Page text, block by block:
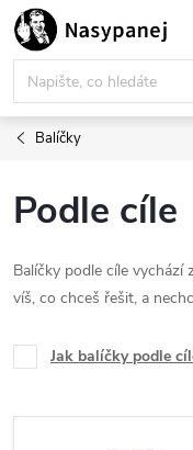
Přejít
na
obsah
Balíčky
Podle cíle
Balíčky podle cíle
víš, co chceš řešit, a
Jak balíčky podle